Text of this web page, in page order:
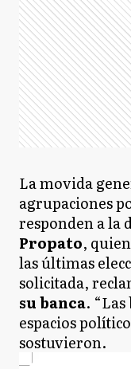
La movida
agrupaciones
responden a la
Propato,
las últimas
solicitada,
su banca.
espacios
sostuvieron.